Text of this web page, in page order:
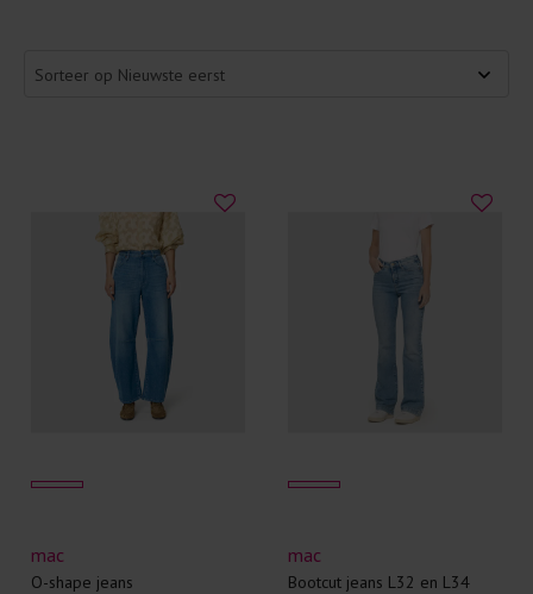
mac
O-shape jeans
mac
Bootcut jeans L32 en L34